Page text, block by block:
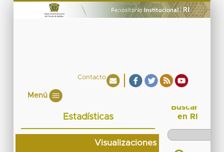
Contacto
Menú
Estadísticas
Visualizaciones
Buscar
en RI